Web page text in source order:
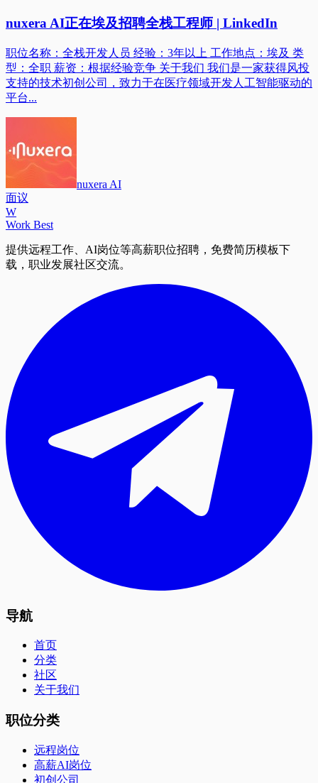
nuxera AI正在埃及招聘全栈工程师 | LinkedIn
职位名称：全栈开发人员 经验：3年以上 工作地点：埃及 类
型：全职 薪资：根据经验竞争 关于我们 我们是一家获得风投
支持的技术初创公司，致力于在医疗领域开发人工智能驱动的
平台...
nuxera AI
面议
W
Work Best
提供远程工作、AI岗位等高薪职位招聘，免费简历模板下
载，职业发展社区交流。
导航
首页
分类
社区
关于我们
职位分类
远程岗位
高薪AI岗位
初创公司